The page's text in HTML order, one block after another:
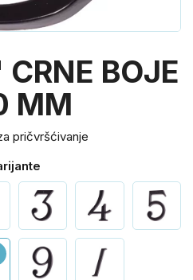
BOJE
MM
pričvršćivanje